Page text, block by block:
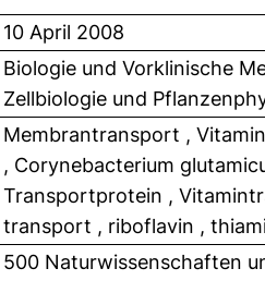
10 April 2008
Biologie und Vorklinische
Zellbiologie und
Membrantransport ,
, Corynebacterium
Transportprotein ,
transport , riboflavin ,
500 Naturwissenschaften